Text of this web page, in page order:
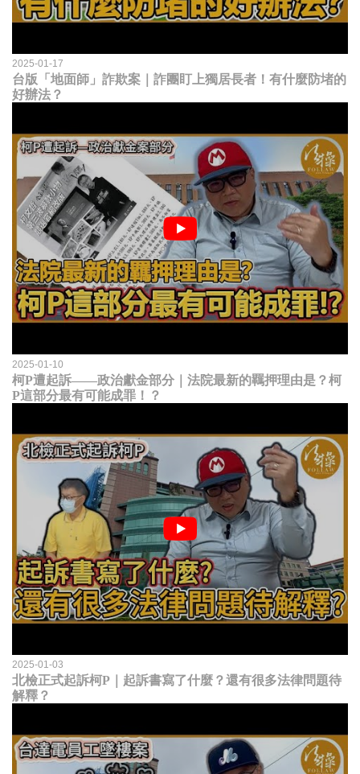
2025-01-17
台版「地面師」詐欺案｜詐團盯上獨居長者！有什麼防堵的
好辦法？
2025-01-10
柯P遭起訴——政治獻金部分｜法院最新的羈押理由是？柯
P這部分最有可能成罪！？
2025-01-03
北檢正式起訴柯P｜起訴書寫了什麼？還有很多法律問題待
解釋？